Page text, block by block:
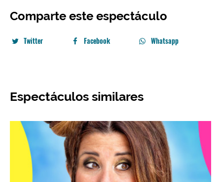
Comparte este espectáculo
Twitter Facebook Whatsapp
Espectáculos similares